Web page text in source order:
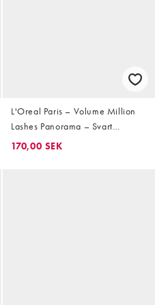
L'Oreal Paris – Volume Million
Lashes Panorama – Svart
mascara
170,00 SEK